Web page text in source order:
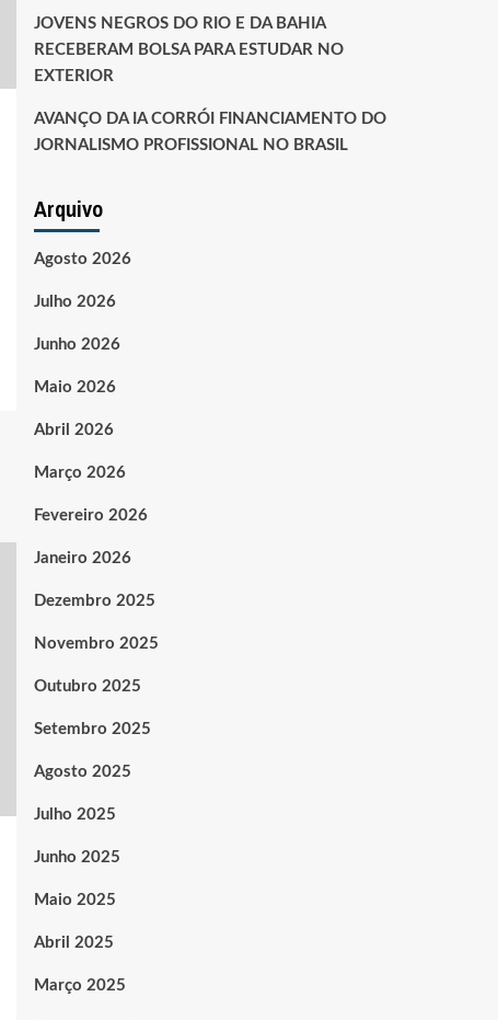
JOVENS NEGROS DO RIO E DA BAHIA
RECEBERAM BOLSA PARA ESTUDAR NO
EXTERIOR
AVANÇO DA IA CORRÓI FINANCIAMENTO DO
JORNALISMO PROFISSIONAL NO BRASIL
Arquivo
Agosto 2026
Julho 2026
Junho 2026
Maio 2026
Abril 2026
Março 2026
Fevereiro 2026
Janeiro 2026
Dezembro 2025
Novembro 2025
Outubro 2025
Setembro 2025
Agosto 2025
Julho 2025
Junho 2025
Maio 2025
Abril 2025
Março 2025